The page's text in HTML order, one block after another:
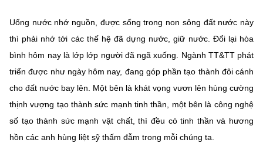
Uống nước nhớ nguồn, được sống trong non sông đất nước này
thì phải nhớ tới các thế hệ đã dựng nước, giữ nước. Đổi lại hòa
bình hôm nay là lớp lớp người đã ngã xuống. Ngành TT&TT phát
triển được như ngày hôm nay, đang góp phần tạo thành đôi cánh
cho đất nước bay lên. Một bên là khát vọng vươn lên hùng cường
thịnh vượng tạo thành sức mạnh tinh thần, một bên là công nghệ
số tạo thành sức mạnh vật chất, thì đều có tinh thần và hương
hồn các anh hùng liệt sỹ thấm đẫm trong mỗi chúng ta.